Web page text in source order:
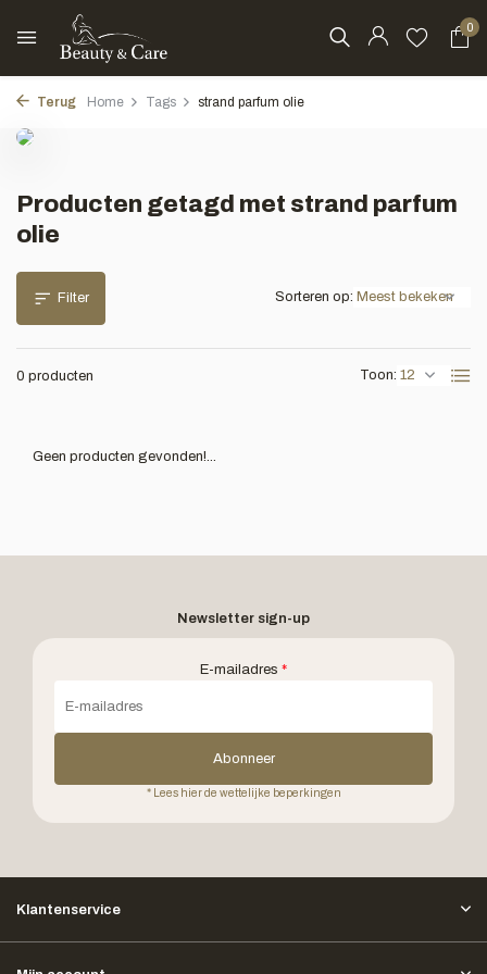
0
Terug Home Tags strand parfum olie
Producten getagd met strand parfum
olie
Filter
0 producten Toon:
Sorteren op:
Geen producten gevonden!...
Newsletter sign-up
E-mailadres *
Abonneer
* Lees hier de wettelijke beperkingen
Klantenservice